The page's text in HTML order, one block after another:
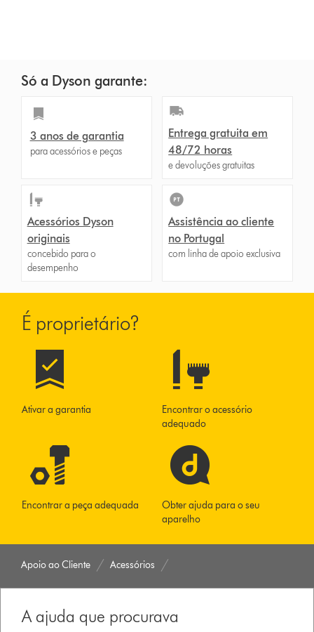
Só a Dyson garante:
3 anos de garantia
para acessórios e peças
Entrega gratuita em
48/72 horas
e devoluções gratuitas
Acessórios Dyson
originais
concebido para o
desempenho
Assistência ao cliente
no Portugal
com linha de apoio exclusiva
É proprietário?
Ativar a garantia
Encontrar o acessório
adequado
Encontrar a peça adequada
Obter ajuda para o seu
aparelho
Apoio ao Cliente Acessórios
A ajuda que procurava